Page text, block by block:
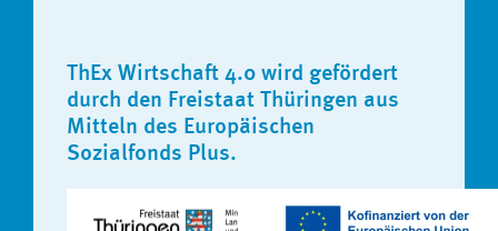
ThEx Wirtschaft 4.0 wird gefördert
durch den Freistaat Thüringen aus
Mitteln des Europäischen
Sozialfonds Plus.